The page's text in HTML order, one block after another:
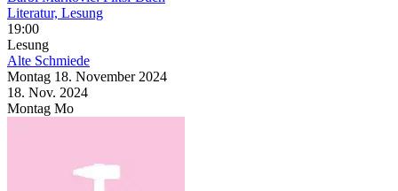
Literatur, Lesung
19:00
Lesung
Alte Schmiede
Montag 18. November 2024
18. Nov. 2024
Montag Mo